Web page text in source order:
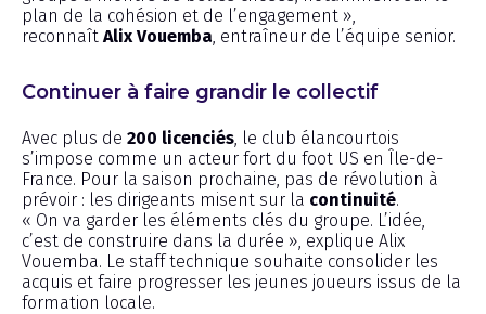
plan de la cohésion et de l’engagement »,
reconnaît Alix Vouemba , entraîneur de l’équipe senior.
Continuer à faire grandir le collectif
Avec plus de 200 licenciés , le club élancourtois
s’impose comme un acteur fort du foot US en Île-de-
France. Pour la saison prochaine, pas de révolution à
prévoir : les dirigeants misent sur la continuité.
« On va garder les éléments clés du groupe. L’idée,
c’est de construire dans la durée », explique Alix
Vouemba. Le staff technique souhaite consolider les
acquis et faire progresser les jeunes joueurs issus de la
formation locale.